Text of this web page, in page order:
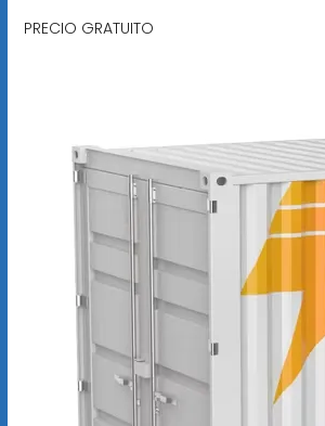
PRECIO GRATUITO